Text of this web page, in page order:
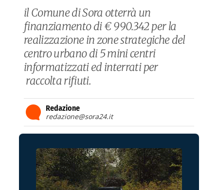
il Comune di Sora otterrà un
finanziamento di € 990.342 per la
realizzazione in zone strategiche del
centro urbano di 5 mini centri
informatizzati ed interrati per
raccolta rifiuti.
Redazione
redazione@sora24.it